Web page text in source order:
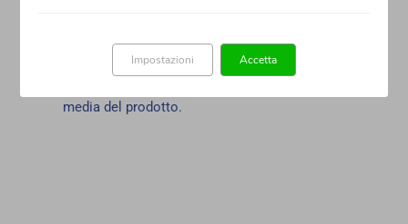
stampata. Un canale mediatico tradizionale
che per le sue caratteristiche completa con
media del prodotto.
Accetta
Impostazioni